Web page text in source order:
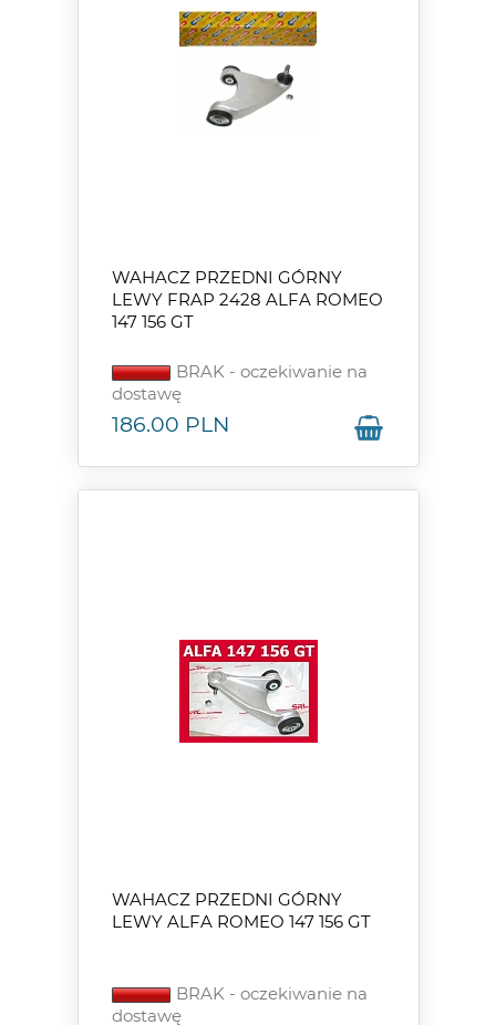
WAHACZ PRZEDNI GÓRNY
LEWY FRAP 2428 ALFA ROMEO
147 156 GT
BRAK - oczekiwanie na
dostawę
186.00 PLN
WAHACZ PRZEDNI GÓRNY
LEWY ALFA ROMEO 147 156 GT
BRAK - oczekiwanie na
dostawę